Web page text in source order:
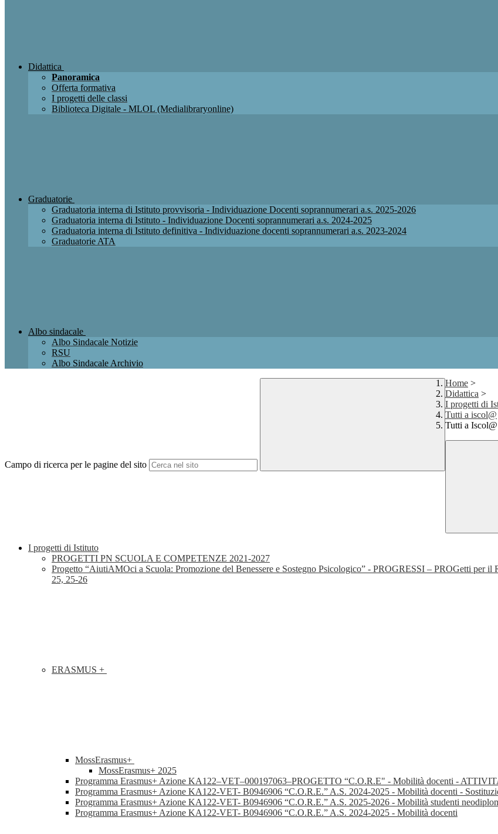
Didattica
Panoramica
Offerta formativa
I progetti delle classi
Biblioteca Digitale - MLOL (Medialibraryonline)
Graduatorie
Graduatoria interna di Istituto provvisoria - Individuazione Docenti soprannumerari a.s. 2025-2026
Graduatoria interna di Istituto - Individuazione Docenti soprannumerari a.s. 2024-2025
Graduatoria interna di Istituto definitiva - Individuazione docenti soprannumerari a.s. 2023-2024
Graduatorie ATA
Albo sindacale
Albo Sindacale Notizie
RSU
Albo Sindacale Archivio
Campo di ricerca per le pagine del sito
Home >
Didattica >
I progetti di
Tutti a iscol@
Tutti a
I progetti di Istituto
PROGETTI PN SCUOLA E COMPETENZE 2021-2027
Progetto “AiutiAMOci a Scuola: Promozione del Benessere e Sostegno Psicologico” - PROGRESSI – PROGetti per
25, 25-26
ERASMUS +
MossErasmus+
MossErasmus+ 2025
Programma Erasmus+ Azione KA122–VET–000197063–PROGETTO “C.O.R.E" - Mobilità docenti -
Programma Erasmus+ Azione KA122-VET- B0946906 “C.O.R.E.” A.S. 2024-2025 - Mobilità docenti -
Programma Erasmus+ Azione KA122-VET- B0946906 “C.O.R.E.” A.S. 2025-2026 - Mobilità studenti
Programma Erasmus+ Azione KA122-VET- B0946906 “C.O.R.E.” A.S. 2024-2025 - Mobilità docenti